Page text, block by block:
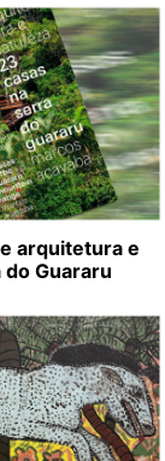
arquitetura e
Guararu